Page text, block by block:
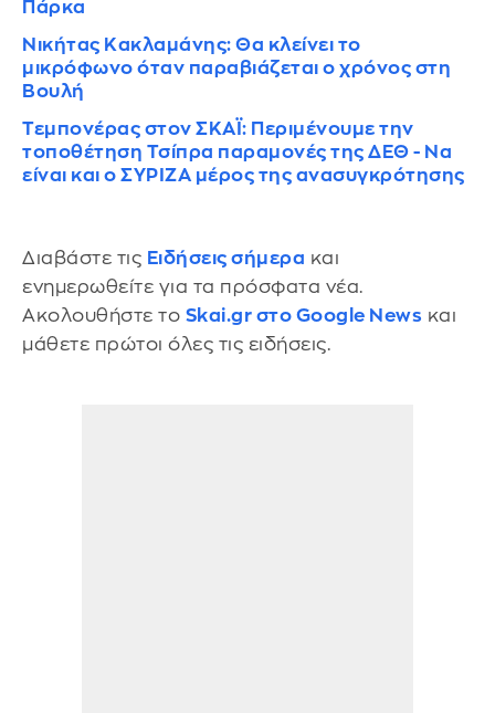
Πάρκα
Νικήτας Κακλαμάνης: Θα κλείνει το
μικρόφωνο όταν παραβιάζεται ο χρόνος στη
Βουλή
Τεμπονέρας στον ΣΚΑΪ: Περιμένουμε την
τοποθέτηση Τσίπρα παραμονές της ΔΕΘ - Να
είναι και ο ΣΥΡΙΖΑ μέρος της ανασυγκρότησης
Διαβάστε τις Ειδήσεις σήμερα και
ενημερωθείτε για τα πρόσφατα νέα.
Ακολουθήστε το Skai.gr στο Google News και
μάθετε πρώτοι όλες τις ειδήσεις.